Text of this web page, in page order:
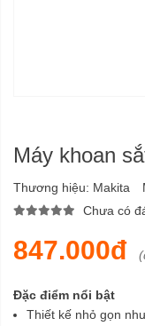
Máy khoan
Thương hiệu: Makita
Chưa có
847.000đ
Đặc điểm nổi bật
Thiết kế nhỏ gọn